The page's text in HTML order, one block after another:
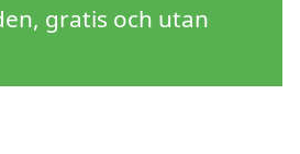
gratis och utan